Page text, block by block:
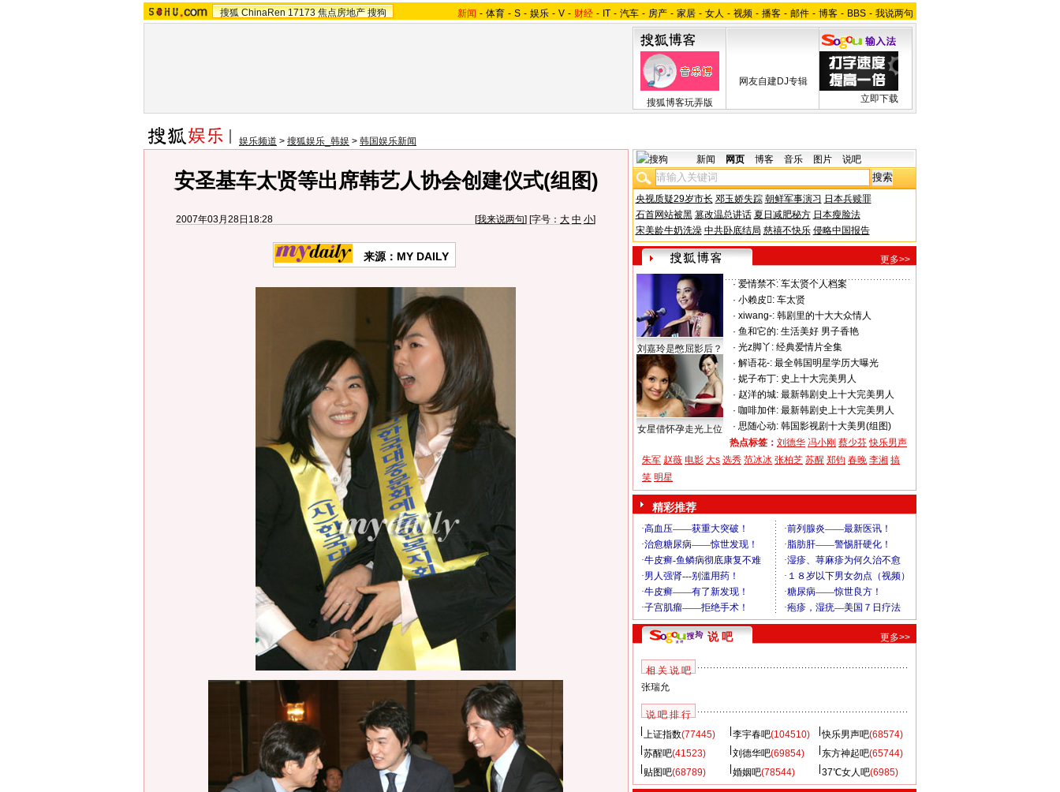
搜狐 ChinaRen 17173 焦点房地产 搜狗 新闻 - 体育 - S - 娱乐 - V - 财经 - IT - 汽车 - 房产 - 家居 - 女人 - 视频 - 播客 - 邮件 - 博客 - BBS - 我说两句
搜狐博客玩弄版
网友自建DJ专辑
立即下载
娱乐频道 > 搜狐娱乐_韩娱 > 韩国娱乐新闻
安圣基车太贤等出席韩艺人协会创建仪式(组图)
2007年03月28日18:28 [我来说两句] [字号： 大 中 小]
来源：MY DAILY
新闻 网页 博客 音乐 图片 说吧
央视质疑29岁市长 邓玉娇失踪 朝鲜军事演习 日本兵赎罪
石首网站被黑 篡改温总讲话 夏日减肥秘方 日本瘦脸法
宋美龄牛奶洗澡 中共卧底结局 慈禧不快乐 侵略中国报告
更多>>
刘嘉玲是憋屈影后？
女星借怀孕走光上位
· 爱情禁不: 车太贤个人档案
· 小赖皮: 车太贤
· xiwang-: 韩剧里的十大大众情人
· 鱼和它的: 生活美好 男子香艳
· 光z脚丫: 经典爱情片全集
· 解语花-: 最全韩国明星学历大曝光
· 妮子布丁: 史上十大完美男人
· 赵洋的城: 最新韩剧史上十大完美男人
· 咖啡加伴: 最新韩剧史上十大完美男人
· 思随心动: 韩国影视剧十大美男(组图)
热点标签： 刘德华 冯小刚 蔡少芬 快乐男声
朱军 赵薇 电影 大s 选秀 范冰冰 张柏芝 苏醒 郑钧 春晚 李湘 搞
笑 明星
精彩推荐
说 吧 更多>>
相 关 说 吧
张瑞允
说 吧 排 行
上证指数(77445) 李宇春吧(104510) 快乐男声吧(68574)
苏醒吧(41523) 刘德华吧(69854) 东方神起吧(65744)
贴图吧(68789) 婚姻吧(78544) 37℃女人吧(6985)